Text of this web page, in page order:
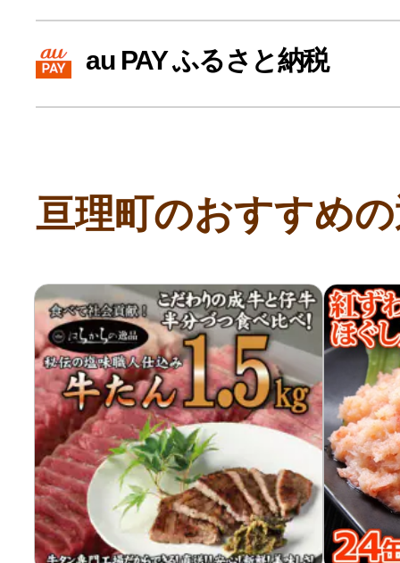
寄付上限額シミュレーション
副業・パラレルワーカー
個人事業主・フリーラン
個人事業・フリーランス
ふるさと納税の基礎知識
10秒ぴったり診断
au PAY ふるさと納税
亘理町のおすすめ